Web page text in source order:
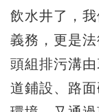
飲水井了，
義務，更是
頭組排污溝
道鋪設、路